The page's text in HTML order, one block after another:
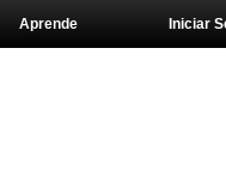
Aprende Iniciar